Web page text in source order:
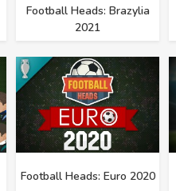
Football Heads: Brazylia
2021
Football Heads: Euro 2020